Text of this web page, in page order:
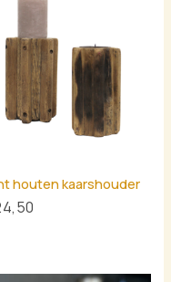
houten kaarshouder